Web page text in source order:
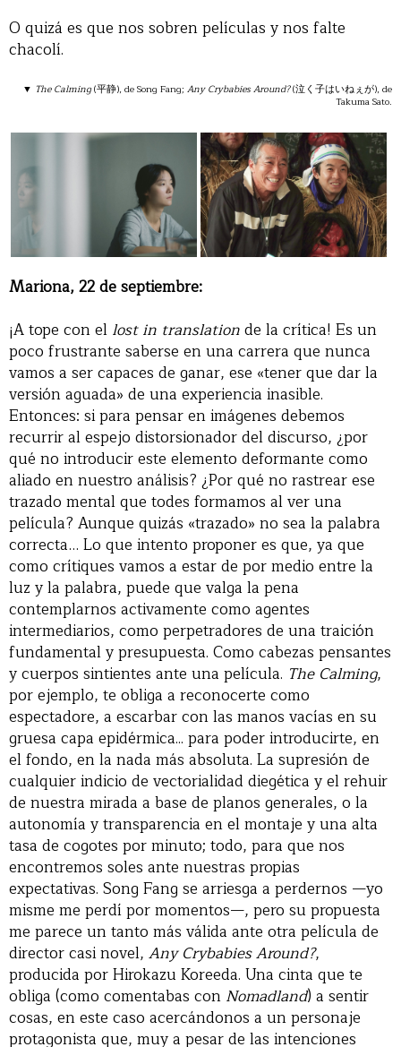
O quizá es que nos sobren películas y nos falte
chacolí.
▼ The Calming(平静), de Song Fang; Any Crybabies Around?(泣く子はいねぇが), de
Takuma Sato.
Mariona, 22 de septiembre:
¡A tope con el lost in translationde la crítica! Es un
poco frustrante saberse en una carrera que nunca
vamos a ser capaces de ganar, ese «tener que dar la
versión aguada» de una experiencia inasible.
Entonces: si para pensar en imágenes debemos
recurrir al espejo distorsionador del discurso, ¿por
qué no introducir este elemento deformante como
aliado en nuestro análisis? ¿Por qué no rastrear ese
trazado mental que todes formamos al ver una
película? Aunque quizás «trazado» no sea la palabra
correcta… Lo que intento proponer es que, ya que
como crítiques vamos a estar de por medio entre la
luz y la palabra, puede que valga la pena
contemplarnos activamente como agentes
intermediarios, como perpetradores de una traición
fundamental y presupuesta. Como cabezas pensantes
y cuerpos sintientes ante una película. The Calming,
por ejemplo, te obliga a reconocerte como
espectadore, a escarbar con las manos vacías en su
gruesa capa epidérmica... para poder introducirte, en
el fondo, en la nada más absoluta. La supresión de
cualquier indicio de vectorialidad diegética y el rehuir
de nuestra mirada a base de planos generales, o la
autonomía y transparencia en el montaje y una alta
tasa de cogotes por minuto; todo, para que nos
encontremos soles ante nuestras propias
expectativas. Song Fang se arriesga a perdernos —yo
misme me perdí por momentos—, pero su propuesta
me parece un tanto más válida ante otra película de
director casi novel, Any Crybabies Around?,
producida por Hirokazu Koreeda. Una cinta que te
obliga (como comentabas con Nomadland) a sentir
cosas, en este caso acercándonos a un personaje
protagonista que, muy a pesar de las intenciones